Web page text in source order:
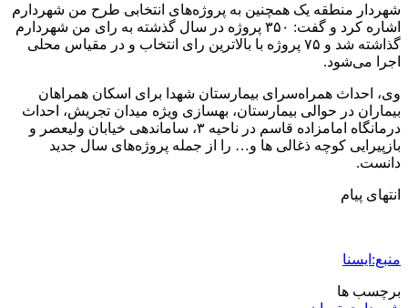
شهردار منطقه یک همچنین به پروژه‌های انتخابی طرح من شهردارم
اشاره کرد و گفت: ۳۵۰ پروژه در سال گذشته به رای من شهردارم
گذاشته شد و ۷۵ پروژه با بالاترین رای انتخاب و در مقیاس محلی
اجرا می‌شود.
وی، احداث همراه‌سرای بیمارستان شهدا برای اسکان همراهان
بیماران در حوالی بیمارستان، بهسازی ویژه میدان تجریش، احداث
درمانگاه امامزاده قاسم در ناحیه ۳، ساماندهی خیابان ولیعصر و
بازپیرایی کوچه ذغالی ها و… را از جمله پروژه‌های سال جدید
دانست.
انتهای پیام
منبع:ایسنا
برچسب ها